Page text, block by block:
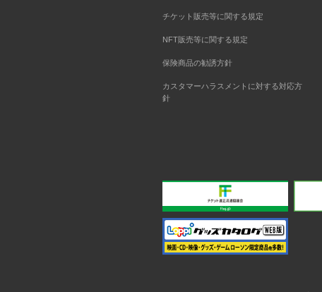
チケット販売等に関する規定
NFT販売等に関する規定
保険商品の勧誘方針
カスタマーハラスメントに対する対応方
針